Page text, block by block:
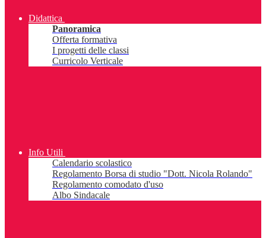
Didattica
Panoramica
Offerta formativa
I progetti delle classi
Curricolo Verticale
Info Utili
Calendario scolastico
Regolamento Borsa di studio "Dott. Nicola Rolando"
Regolamento comodato d'uso
Albo Sindacale